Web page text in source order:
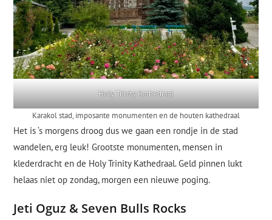
Holy Trinity Kathedraal
Karakol stad, imposante monumenten en de houten kathedraal
Het is ‘s morgens droog dus we gaan een rondje in de stad
wandelen, erg leuk! Grootste monumenten, mensen in
klederdracht en de Holy Trinity Kathedraal. Geld pinnen lukt
helaas niet op zondag, morgen een nieuwe poging.
Jeti Oguz & Seven Bulls Rocks